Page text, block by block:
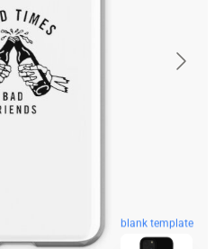
blank template